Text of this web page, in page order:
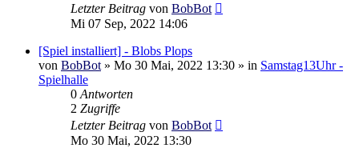
Letzter Beitrag von BobBot
Mi 07 Sep, 2022 14:06
[Spiel installiert] - Blobs Plops
von BobBot» Mo 30 Mai, 2022 13:30 » in Samstag13Uhr -
Spielhalle
0Antworten
2 Zugriffe
Letzter Beitrag von BobBot
Mo 30 Mai, 2022 13:30